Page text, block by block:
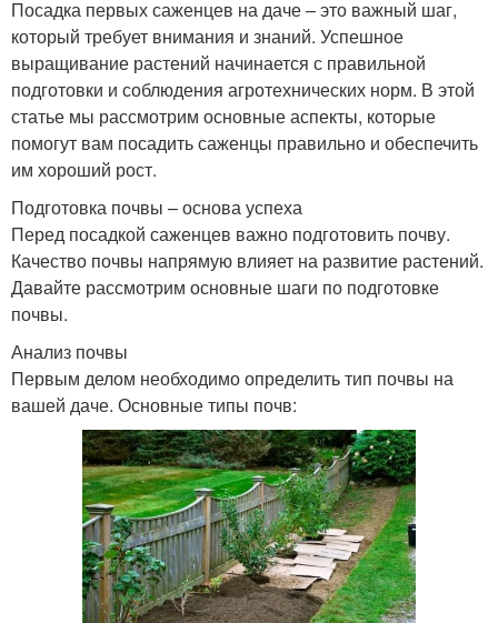
Посадка первых саженцев на даче – это важный шаг,
который требует внимания и знаний. Успешное
выращивание растений начинается с правильной
подготовки и соблюдения агротехнических норм. В этой
статье мы рассмотрим основные аспекты, которые
помогут вам посадить саженцы правильно и обеспечить
им хороший рост.
Подготовка почвы – основа успеха
Перед посадкой саженцев важно подготовить почву.
Качество почвы напрямую влияет на развитие растений.
Давайте рассмотрим основные шаги по подготовке
почвы.
Анализ почвы
Первым делом необходимо определить тип почвы на
вашей даче. Основные типы почв: